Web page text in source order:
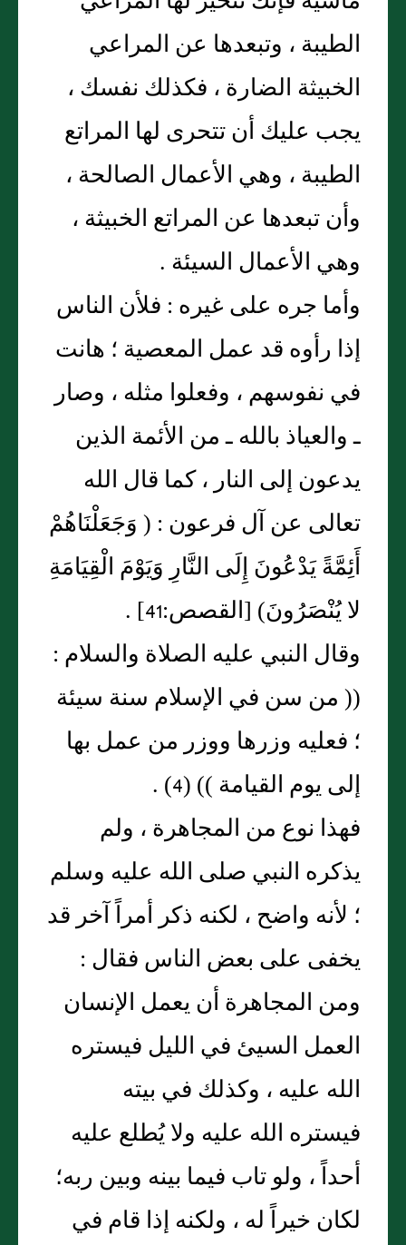
الطيبة ، وتبعدها عن المراعي
الخبيثة الضارة ، فكذلك نفسك ،
يجب عليك أن تتحرى لها المراتع
الطيبة ، وهي الأعمال الصالحة ،
وأن تبعدها عن المراتع الخبيثة ،
وهي الأعمال السيئة .
وأما جره على غيره : فلأن الناس
إذا رأوه قد عمل المعصية ؛ هانت
في نفوسهم ، وفعلوا مثله ، وصار
ـ والعياذ بالله ـ من الأئمة الذين
يدعون إلى النار ، كما قال الله
تعالى عن آل فرعون : ( وَجَعَلْنَاهُمْ
أَئِمَّةً يَدْعُونَ إِلَى النَّارِ وَيَوْمَ الْقِيَامَةِ
لا يُنْصَرُونَ) [القصص:41] .
وقال النبي عليه الصلاة والسلام :
(( من سن في الإسلام سنة سيئة
؛ فعليه وزرها ووزر من عمل بها
إلى يوم القيامة )) (4) .
فهذا نوع من المجاهرة ، ولم
يذكره النبي صلى الله عليه وسلم
؛ لأنه واضح ، لكنه ذكر أمراً آخر قد
يخفى على بعض الناس فقال :
ومن المجاهرة أن يعمل الإنسان
العمل السيئ في الليل فيستره
الله عليه ، وكذلك في بيته
فيستره الله عليه ولا يُطلع عليه
أحداً ، ولو تاب فيما بينه وبين ربه؛
لكان خيراً له ، ولكنه إذا قام في